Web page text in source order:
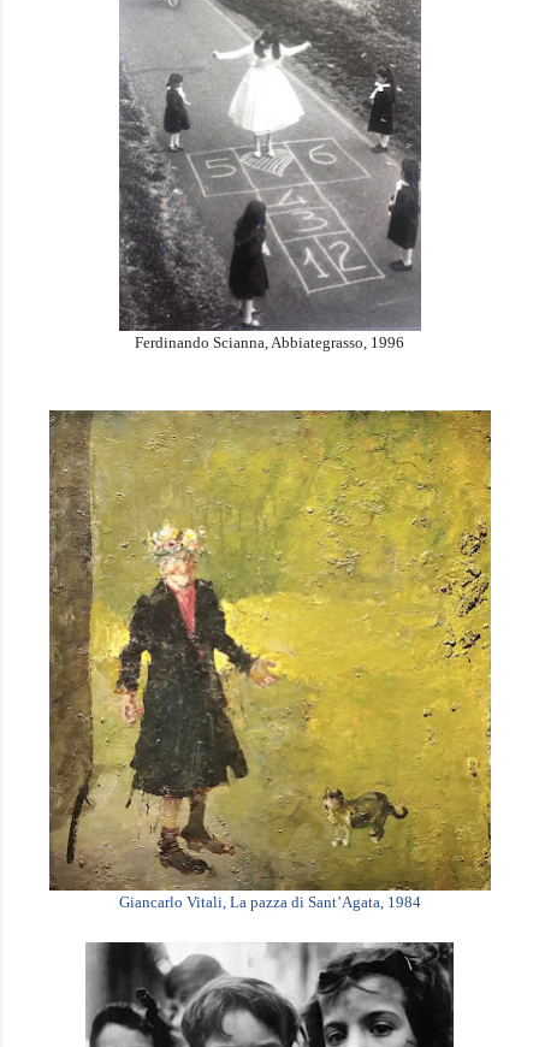
Ferdinando Scianna, Abbiategrasso, 1996
Giancarlo Vitali, La pazza di Sant’Agata, 1984